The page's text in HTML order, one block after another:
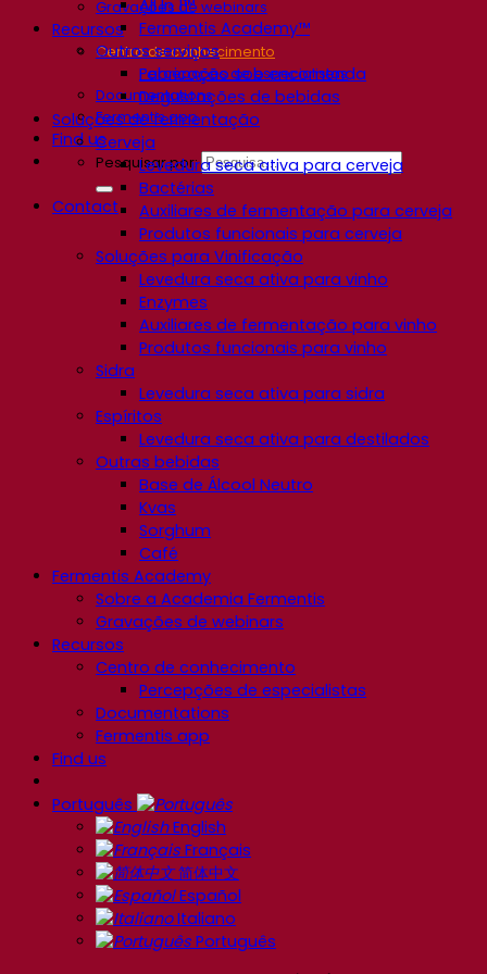
Gravações de webinars
Recursos
Centro de conhecimento
Percepções de especialistas
Documentations
Fermentis app
Find us
Pesquisar por:
Contact
All In 1™
Fermentis Academy™
Outros serviços
Fabricação sob encomenda
Degustações de bebidas
Soluções de fermentação
Cerveja
Levedura seca ativa para cerveja
Bactérias
Auxiliares de fermentação para cerveja
Produtos funcionais para cerveja
Soluções para Vinificação
Levedura seca ativa para vinho
Enzymes
Auxiliares de fermentação para vinho
Produtos funcionais para vinho
Sidra
Levedura seca ativa para sidra
Espíritos
Levedura seca ativa para destilados
Outras bebidas
Base de Álcool Neutro
Kvas
Sorghum
Café
Fermentis Academy
Sobre a Academia Fermentis
Gravações de webinars
Recursos
Centro de conhecimento
Percepções de especialistas
Documentations
Fermentis app
Find us
Português
English
Français
简体中文
Español
Italiano
Português